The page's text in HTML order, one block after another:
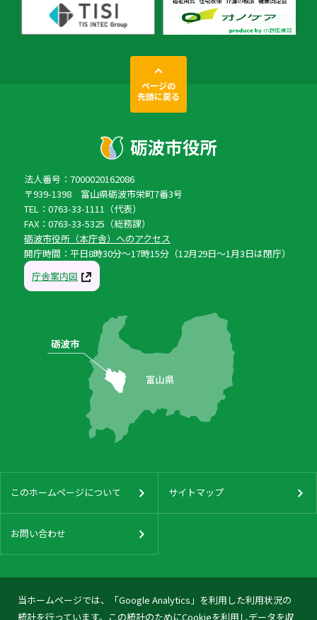
当ホームページでは、「Google Analytics」を利用した利用状況の
統計を行っています。この統計のためにCookieを利用しデータを収
ページの
先頭に戻る
法人番号：7000020162086
〒939-1398 富山県砺波市栄町7番3号
TEL：0763-33-1111（代表）
FAX：0763-33-5325（総務課）
砺波市役所（本庁舎）へのアクセス
開庁時間：平日8時30分〜17時15分（12月29日〜1月3日は閉庁）
庁舎案内図
このホームページについて サイトマップ
お問い合わせ